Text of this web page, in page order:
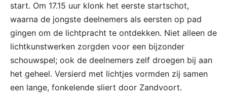
start. Om 17.15 uur klonk het eerste startschot,
waarna de jongste deelnemers als eersten op pad
gingen om de lichtpracht te ontdekken. Niet alleen de
lichtkunstwerken zorgden voor een bijzonder
schouwspel; ook de deelnemers zelf droegen bij aan
het geheel. Versierd met lichtjes vormden zij samen
een lange, fonkelende sliert door Zandvoort.